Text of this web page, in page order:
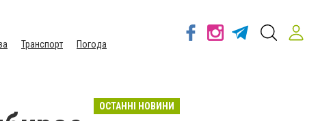
Транспорт Погода
ОСТАННІ НОВИНИ